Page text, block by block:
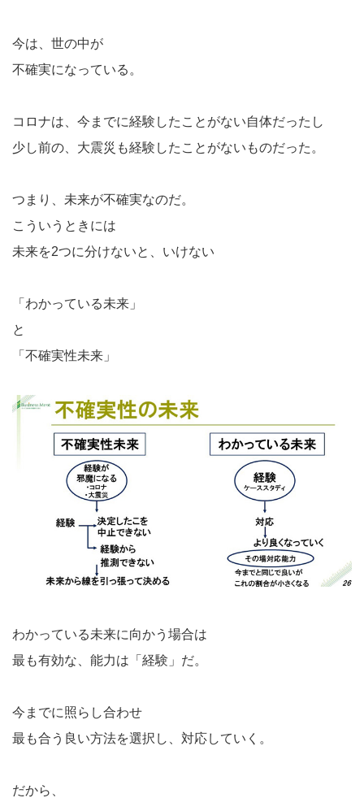
今は、世の中が
不確実になっている。
コロナは、今までに経験したことがない自体だったし
少し前の、大震災も経験したことがないものだった。
つまり、未来が不確実なのだ。
こういうときには
未来を2つに分けないと、いけない
「わかっている未来」
と
「不確実性未来」
わかっている未来に向かう場合は
最も有効な、能力は「経験」だ。
今までに照らし合わせ
最も合う良い方法を選択し、対応していく。
だから、